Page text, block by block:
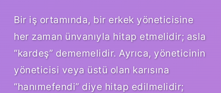
Bir iş ortamında, bir erkek yöneticisine
her zaman ünvanıyla hitap etmelidir; asla
“kardeş” dememelidir. Ayrıca, yöneticinin
yöneticisi veya üstü olan karısına
“hanımefendi” diye hitap edilmelidir;